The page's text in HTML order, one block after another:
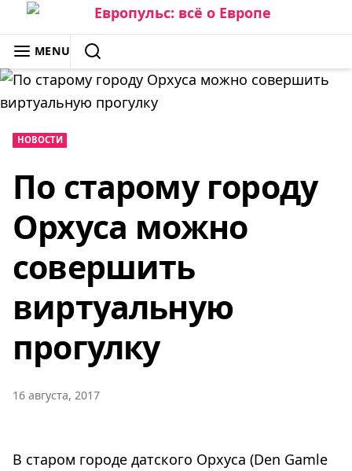
Skip
to
content
ЕВРОПУЛЬС: ВСЁ О ЕВРОПЕ
MENU
SEARCH
НОВОСТИ
По старому городу
Орхуса можно
совершить
виртуальную
прогулку
16 августа, 2017
В старом городе датского Орхуса (Den Gamle